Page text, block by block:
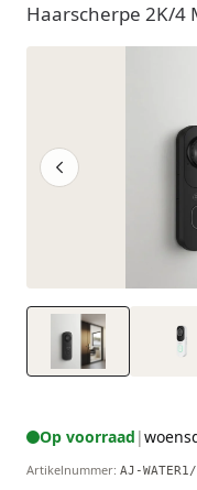
Haarscherpe 2K/4
Op voorraad |
Artikelnummer: AJ-